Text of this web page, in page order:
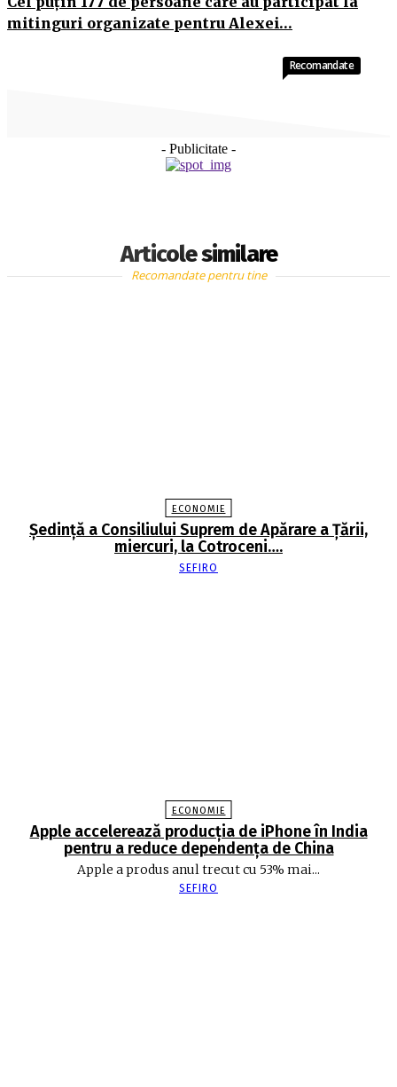
mitinguri organizate pentru Alexei…
- Publicitate -
Articole similare
Recomandate
Recomandate pentru tine
ECONOMIE
Şedinţă a Consiliului Suprem de Apărare a Ţării,
miercuri, la Cotroceni….
SEFIRO
ECONOMIE
Apple accelerează producția de iPhone în India
pentru a reduce dependența de China
Apple a produs anul trecut cu 53% mai...
SEFIRO